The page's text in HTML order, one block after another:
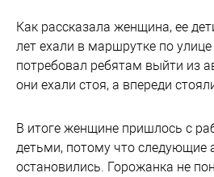
Как рассказала женщина, ее
лет ехали в маршрутке по
потребовал ребятам выйти из
они ехали стоя, а впереди
В итоге женщине пришлось с
детьми, потому что
остановились. Горожанка не